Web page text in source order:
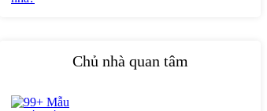
Chủ nhà quan tâm